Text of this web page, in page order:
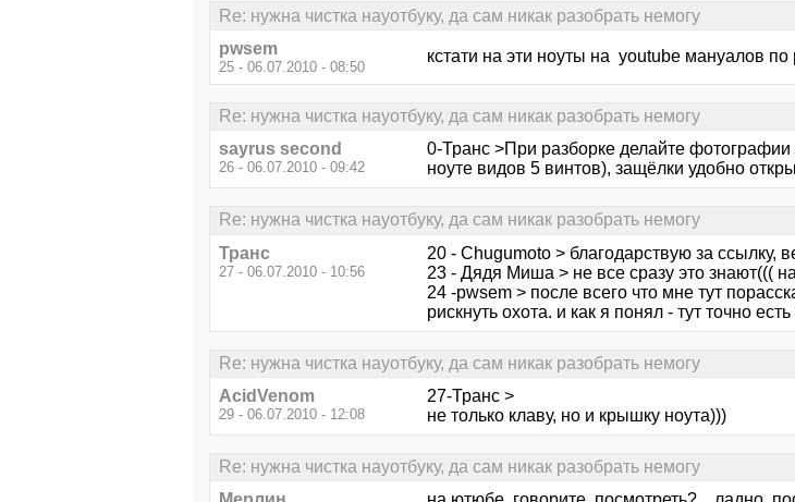
Re: нужна чистка науотбуку, да сам никак разобрать немогу
pwsem
25 - 06.07.2010 - 08:50
кстати на эти ноуты на youtube мануалов
Re: нужна чистка науотбуку, да сам никак разобрать немогу
sayrus second
26 - 06.07.2010 - 09:42
0-Транс >При разборке делайте
ноуте видов 5 винтов), защёлки удобно
Re: нужна чистка науотбуку, да сам никак разобрать немогу
Транс
27 - 06.07.2010 - 10:56
20 - Chugumoto > благодарствую за ссылку,
23 - Дядя Миша > не все сразу это знают(((
24 -pwsem > после всего что мне тут
рискнуть охота. и как я понял - тут точно
Re: нужна чистка науотбуку, да сам никак разобрать немогу
AcidVenom
29 - 06.07.2010 - 12:08
27-Транс >
не только клаву, но и крышку ноута)))
Re: нужна чистка науотбуку, да сам никак разобрать немогу